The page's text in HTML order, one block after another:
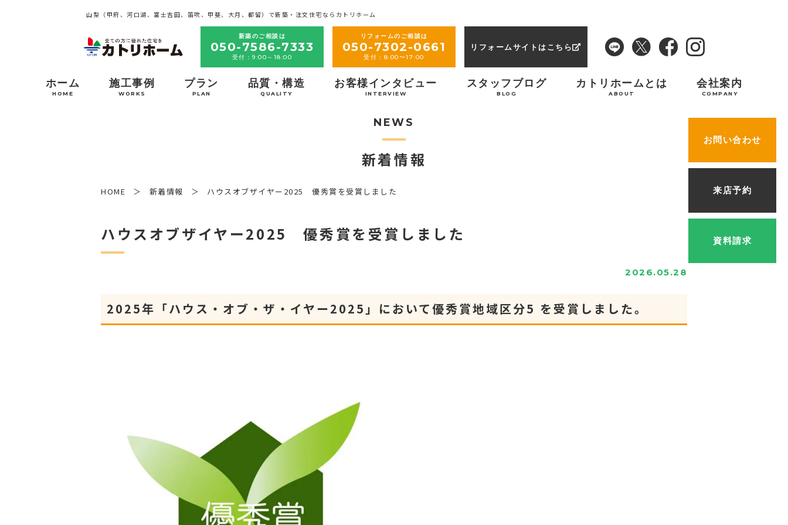
山梨（甲府、河口湖、富士吉田、笛吹、甲斐、大月、都留）で新築・注文住宅ならカトリホーム
新築のご相談は
050-7586-7333
受付：9:00～18:00
リフォームのご相談は
050-7302-0661
受付：8:00〜17:00
リフォームサイトはこちら
ホーム
HOME
施工事例
WORKS
プラン
PLAN
品質・構造
QUALITY
お客様インタビュー
INTERVIEW
スタッフブログ
BLOG
カトリホームとは
ABOUT
会社案内
COMPANY
お問い合わせ
来店予約
資料請求
NEWS
新着情報
HOME 新着情報 ハウスオブザイヤー2025 優秀賞を受賞しました
ハウスオブザイヤー2025 優秀賞を受賞しました
2026.05.28
2025年「ハウス・オブ・ザ・イヤー2025」において優秀賞地域区分5 を受賞しました。